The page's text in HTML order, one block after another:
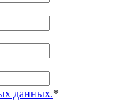
данных.*